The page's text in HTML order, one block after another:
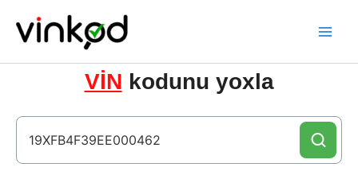
content
VİN kodunu yoxla